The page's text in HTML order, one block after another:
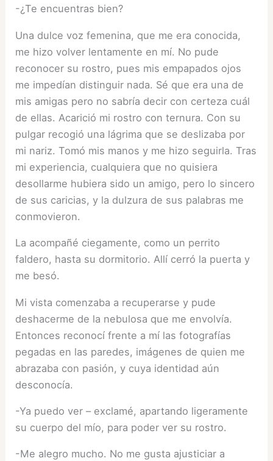
-¿Te encuentras bien?
Una dulce voz femenina, que me era conocida,
me hizo volver lentamente en mí. No pude
reconocer su rostro, pues mis empapados ojos
me impedían distinguir nada. Sé que era una de
mis amigas pero no sabría decir con certeza cuál
de ellas. Acarició mi rostro con ternura. Con su
pulgar recogió una lágrima que se deslizaba por
mi nariz. Tomó mis manos y me hizo seguirla. Tras
mi experiencia, cualquiera que no quisiera
desollarme hubiera sido un amigo, pero lo sincero
de sus caricias, y la dulzura de sus palabras me
conmovieron.
La acompañé ciegamente, como un perrito
faldero, hasta su dormitorio. Allí cerró la puerta y
me besó.
Mi vista comenzaba a recuperarse y pude
deshacerme de la nebulosa que me envolvía.
Entonces reconocí frente a mí las fotografías
pegadas en las paredes, imágenes de quien me
abrazaba con pasión, y cuya identidad aún
desconocía.
-Ya puedo ver – exclamé, apartando ligeramente
su cuerpo del mío, para poder ver su rostro.
-Me alegro mucho. No me gusta ajusticiar a